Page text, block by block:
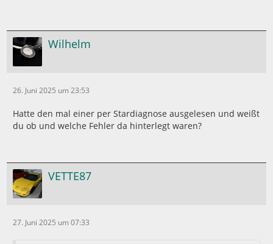
Wilhelm
26. Juni 2025 um 23:53
Hatte den mal einer per Stardiagnose ausgelesen und weißt
du ob und welche Fehler da hinterlegt waren?
VETTE87
27. Juni 2025 um 07:33